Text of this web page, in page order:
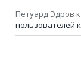
Петуард Эдров
пользователей